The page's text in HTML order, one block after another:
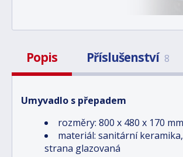
Popis Příslušenství 8
Umyvadlo s přepadem
rozměry: 800 x 480 x 170 mm
materiál: sanitární
strana glazovaná